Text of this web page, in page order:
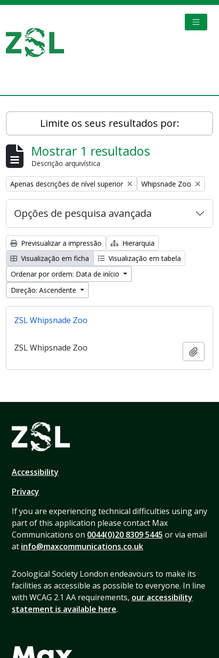
Limite os seus resultados por:
Mostrar 1 resultados
Descrição arquivística
Remove filter:
Apenas descrições de nível superior Remove filter:
Whipsnade Zoo
Opções de pesquisa avançada
Previsualizar a impressão
Hierarquia
Visualização em ficha
Visualização em tabela
Ordenar por ordem: Data de início
Direção: Ascendente
ZSL Whipsnade Zoo
ZSL Whipsnade Zoo
Accessibility
Privacy
If you are experiencing technical difficulties using any
part of this application please contact Max
Communications on 0044(0)20 8309 5445 or via email
at info@maxcommunications.co.uk
Zoological Society London endeavours to make its
facilities as accessible as possible to everyone. In line
with WCAG 2.1 AA requirements, our accessibility
statement is available here.